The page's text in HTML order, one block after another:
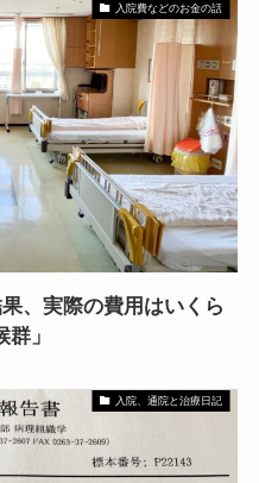
入院費などのお金の話
、実際の費用はいくら
」
入院、通院と治療日記